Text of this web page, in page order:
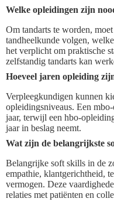
Welke opleidingen zijn
Om tandarts te worden,
tandheelkunde volgen,
het verplicht om praktische
zelfstandig tandarts kan
Hoeveel jaren opleiding
Verpleegkundigen kunnen
opleidingsniveaus. Een
jaar, terwijl een hbo-
jaar in beslag neemt.
Wat zijn de belangrijkste
Belangrijke soft skills in de
empathie, klantgerichtheid,
vermogen. Deze
relaties met patiënten en